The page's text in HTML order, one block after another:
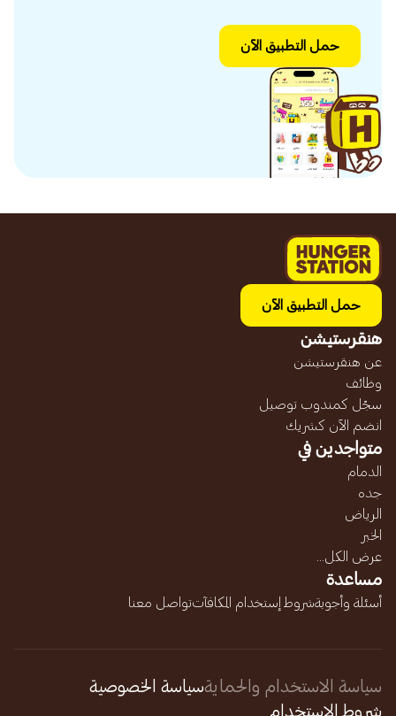
حمل التطبيق الآن
حمل التطبيق الآن
هنقرستيشن
عن هنقرستيشن
وظائف
سجّل كمندوب توصيل
انضم الآن كشريك
متواجدين في
الدمام
جده
الرياض
الخبر
عرض الكل...
مساعدة
أسئلة وأجوبةشروط إستخدام المكافآتتواصل معنا
سياسة الاستخدام والحمايةسياسة الخصوصية
شروط الإستخدام